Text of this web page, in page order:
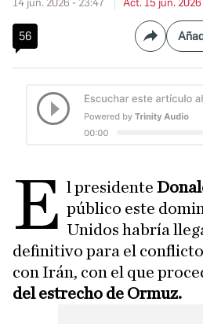
14 jun. 2026 - 23:47 Act. 15 jun.
56
E l presidente
público este
Unidos habría
definitivo para el
con Irán, con el que
del estrecho de Ormuz.